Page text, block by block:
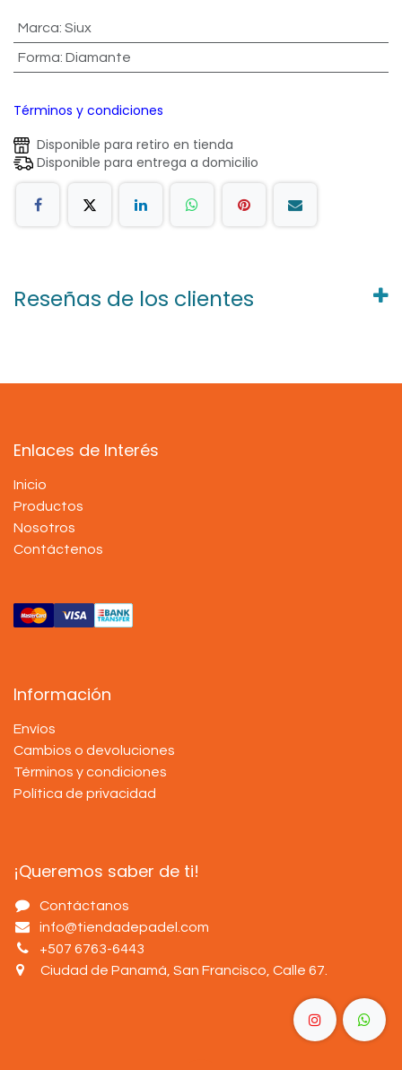
Marca: Siux
Forma: Diamante
Términos y condiciones
Disponible para retiro en tienda
Disponible para entrega a domicilio
Reseñas de los clientes
Enlaces de Interés
Inicio
Productos
Nosotros
Contáctenos
Información
Envíos
Cambios o devoluciones
Términos y condiciones
Política de privacidad
¡Queremos saber de ti!
Contáctanos
info@tiendadepadel.com
+507 6763-6443
Ciudad de Panamá, San Francisco, Calle 67.